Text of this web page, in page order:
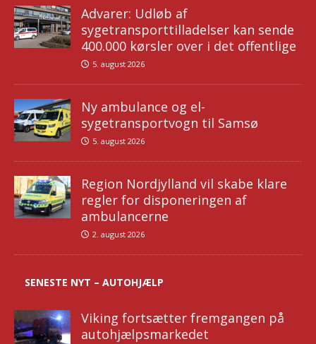
Advarer: Udløb af
sygetransporttilladelser kan sende
400.000 kørsler over i det offentlige
5. august 2026
Ny ambulance og el-
sygetransportvogn til Samsø
5. august 2026
Region Nordjylland vil skabe klare
regler for disponeringen af
ambulancerne
2. august 2026
SENESTE NYT – AUTOHJÆLP
Viking fortsætter fremgangen på
autohjælpsmarkedet